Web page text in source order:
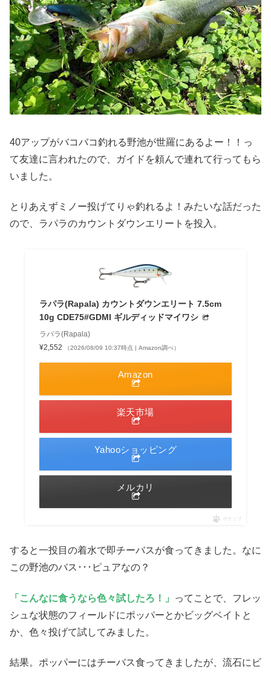
40アップがバコバコ釣れる野池が世羅にあるよー！！っ
て友達に言われたので、ガイドを頼んで連れて行ってもら
いました。
とりあえずミノー投げてりゃ釣れるよ！みたいな話だった
ので、ラパラのカウントダウンエリートを投入。
ラパラ(Rapala) カウントダウンエリート 7.5cm
10g CDE75#GDMI ギルディッドマイワシ
ラパラ(Rapala)
¥2,552
（2026/08/09 10:37時点 | Amazon調べ）
Amazon
楽天市場
Yahooショッピング
メルカリ
ポチップ
すると一投目の着水で即チーバスが食ってきました。なに
この野池のバス･･･ピュアなの？
「こんなに食うなら色々試したろ！」
ってことで、フレッ
シュな状態のフィールドにポッパーとかビッグベイトと
か、色々投げて試してみました。
結果。ポッパーにはチーバス食ってきましたが、流石にビ